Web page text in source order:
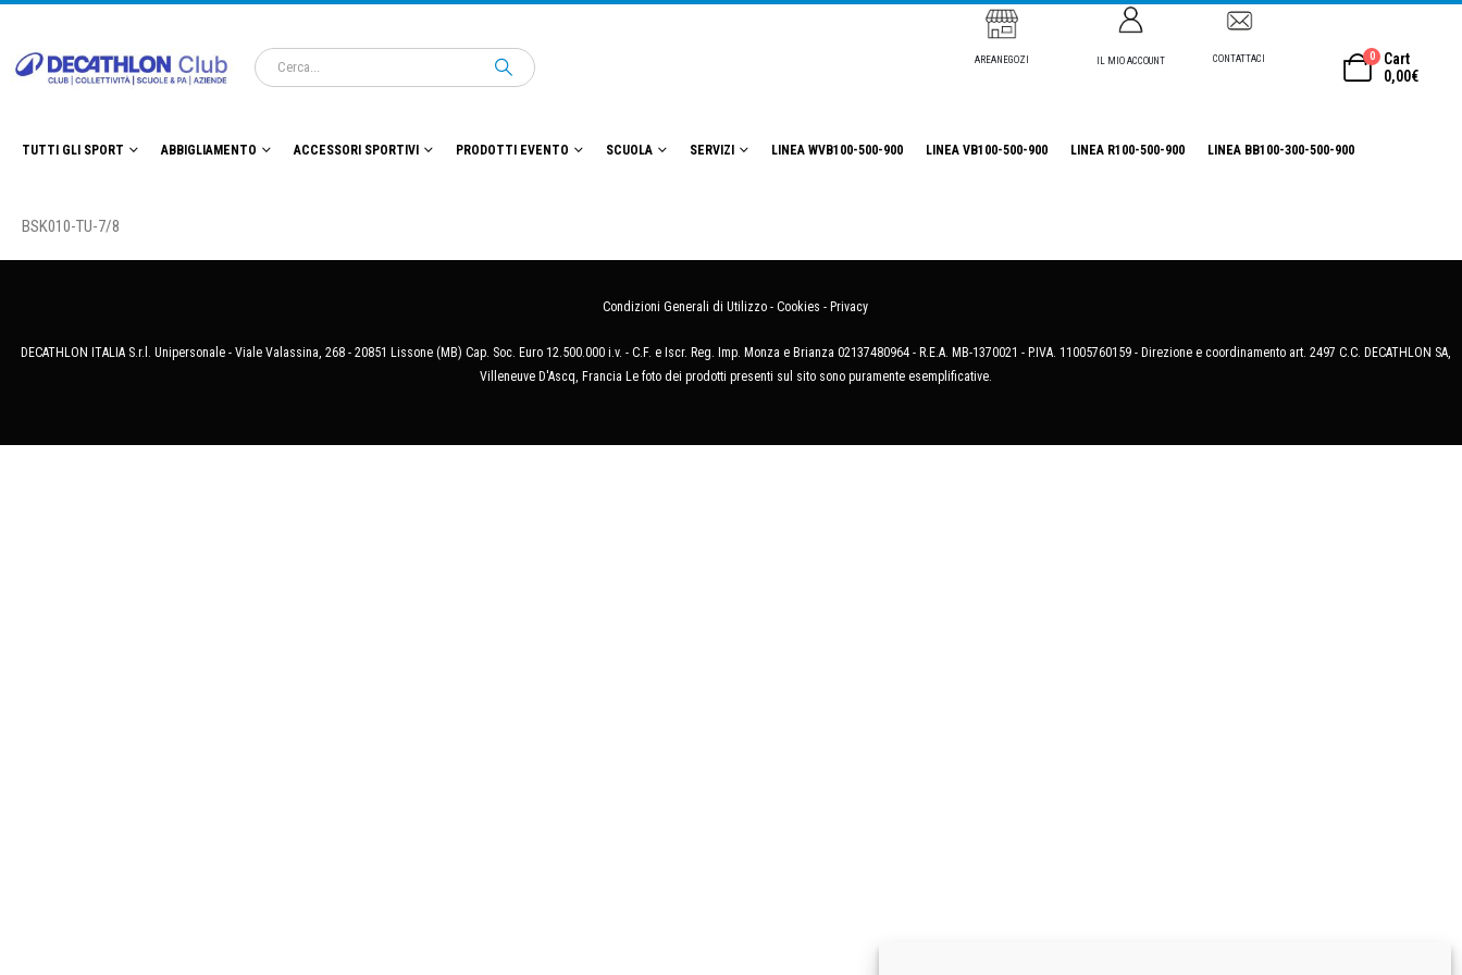
AREANEGOZI IL MIO ACCOUNT CONTATTACI 0
Cart
0,00€
TUTTI GLI SPORT ABBIGLIAMENTO ACCESSORI SPORTIVI PRODOTTI EVENTO SCUOLA SERVIZI LINEA WVB100-500-900 LINEA VB100-500-900 LINEA R100-500-900 LINEA BB100-300-500-900
BSK010-TU-7/8
Condizioni Generali di Utilizzo - Cookies - Privacy
DECATHLON ITALIA S.r.l. Unipersonale - Viale Valassina, 268 - 20851 Lissone (MB) Cap. Soc. Euro 12.500.000 i.v. - C.F. e Iscr. Reg. Imp. Monza e Brianza 02137480964 - R.E.A. MB-1370021 - P.IVA. 11005760159 - Direzione e coordinamento art. 2497 C.C. DECATHLON SA,
Villeneuve D'Ascq, Francia Le foto dei prodotti presenti sul sito sono puramente esemplificative.